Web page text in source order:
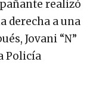
realizó
derecha a una
Jovani “N”
Policía